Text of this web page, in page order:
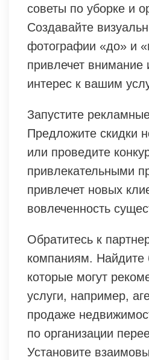
советы по уборке и
Создавайте
фотографии «до» и
привлечет внимание
интерес к вашим
Запустите
Предложите скидки
или проведите
привлекательными
привлечет новых
вовлеченность
Обратитесь к
компаниям. Найдите
которые могут
услуги, например,
продаже
по организации
Установите